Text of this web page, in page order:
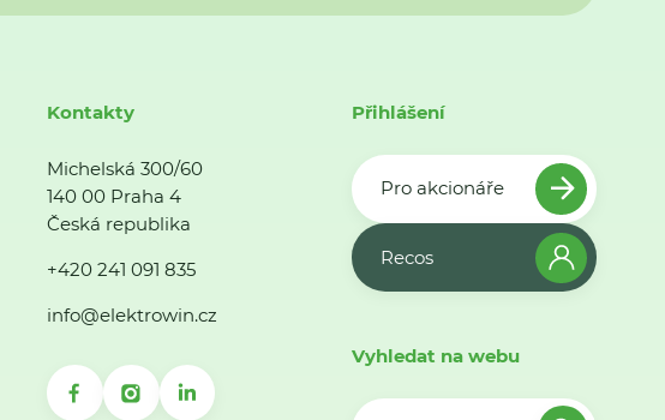
Kontakty
Michelská 300/60
140 00 Praha 4
Česká republika
+420 241 091 835
info@elektrowin.cz
Přihlášení
Pro akcionáře
Recos
Vyhledat na webu